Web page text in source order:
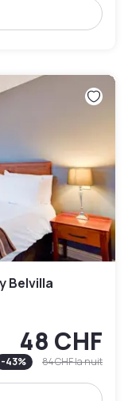
Belvilla
48 CHF
-43% 84 CHFla nuit